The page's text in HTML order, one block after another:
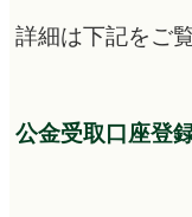
詳細は下記をご
公金受取口座登